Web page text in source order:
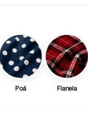
Poá Flanela